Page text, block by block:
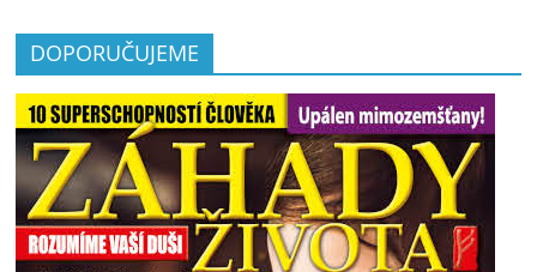
DOPORUČUJEME